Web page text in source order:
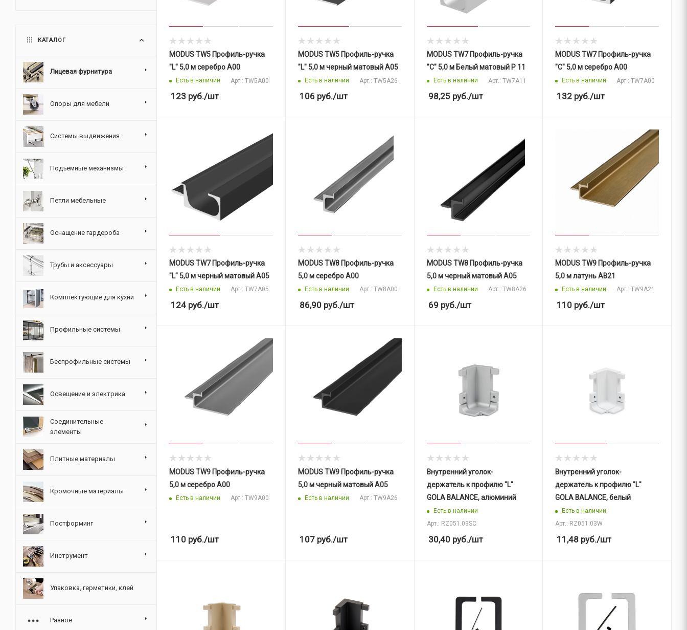
MODUS TW5 Профиль-ручка
"L" 5,0 м серебро А00
Есть в наличии Арт.: TW5A00
123 руб./шт
MODUS TW5 Профиль-ручка
"L" 5,0 м черный матовый A05
Есть в наличии Арт.: TW5A26
106руб./шт
MODUS TW7 Профиль-ручка
"C" 5,0 м Белый матовый P 11
Есть в наличии Арт.: TW7A11
98,25руб./шт
MODUS TW7 Профиль-ручка
"C" 5,0 м серебро A00
Есть в наличии Арт.: TW7A00
132 руб./шт
MODUS TW7 Профиль-ручка
"L" 5,0 м черный матовый A05
Есть в наличии Арт.: TW7A05
124 руб./шт
MODUS TW8 Профиль-ручка
5,0 м серебро A00
Есть в наличии Арт.: TW8A00
86,90руб./шт
MODUS TW8 Профиль-ручка
5,0 м черный матовый A05
Есть в наличии Арт.: TW8A26
69руб./шт
MODUS TW9 Профиль-ручка
5,0 м латунь AB21
Есть в наличии Арт.: TW9A21
110 руб./шт
MODUS TW9 Профиль-ручка
5,0 м серебро A00
Есть в наличии Арт.: TW9A00
110 руб./шт
MODUS TW9 Профиль-ручка
5,0 м черный матовый A05
Есть в наличии Арт.: TW9A26
107руб./шт
Внутренний уголок-
держатель к профилю "L"
GOLA BALANCE, алюминий
Есть в наличии
Арт.: RZ051.03SC
30,40руб./шт
Внутренний уголок-
держатель к профилю "L"
GOLA BALANCE, белый
Есть в наличии
Арт.: RZ051.03W
11,48 руб./шт
КАТАЛОГ
Лицевая фурнитура
Опоры для мебели
Системы выдвижения
Подъемные механизмы
Петли мебельные
Оснащение гардероба
Трубы и аксессуары
Комплектующие для кухни
Профильные системы
Беспрофильные системы
Освещение и электрика
Соединительные
элементы
Плитные материалы
Кромочные материалы
Постформинг
Инструмент
Упаковка, герметики, клей
Разное